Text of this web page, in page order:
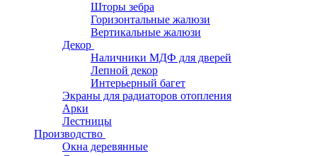
Шторы зебра
Горизонтальные жалюзи
Вертикальные жалюзи
Декор
Наличники МДФ для дверей
Лепной декор
Интерьерный багет
Экраны для радиаторов отопления
Арки
Лестницы
Производство
Окна деревянные